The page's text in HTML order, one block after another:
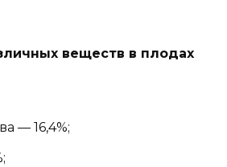
веществ в плодах
— 16,4%;